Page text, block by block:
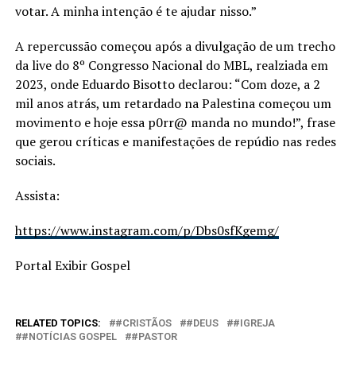
votar. A minha intenção é te ajudar nisso.”
A repercussão começou após a divulgação de um trecho
da live do 8º Congresso Nacional do MBL, realziada em
2023, onde Eduardo Bisotto declarou: “Com doze, a 2
mil anos atrás, um retardado na Palestina começou um
movimento e hoje essa p0rr@ manda no mundo!”, frase
que gerou críticas e manifestações de repúdio nas redes
sociais.
Assista:
https://www.instagram.com/p/Dbs0sfKgemg/
Portal Exibir Gospel
RELATED TOPICS: #CRISTÃOS #DEUS
#IGREJA
#NOTÍCIAS GOSPEL
#PASTOR